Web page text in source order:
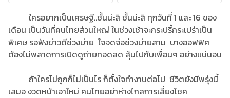
ใครอยากเป็นเศรษฐี..ชั้นน่ะสิ ชั้นน่ะสิ ทุกวันที่ 1 และ 16 ของ
เดือน เป็นวันที่คนไทยส่วนใหญ่ ในช่วงเช้าจะกระปรี้กระเปร่าเป็น
พิเศษ รอฟังข่าวดีช่วงบ่าย ใจจดจ่อช่วงบ่ายสาม บางออฟฟิศ
ต้องไม่พลาดการเปิดดูถ่ายทอดสด ลุ้นไปกับเพื่อนๆ อย่างแน่นอน
ถ้าใครไม่ถูกก็ไม่เป็นไร ก็ตั้งใจทำงานต่อไป ชีวิตยังมีพรุ่งนี้
เสมอ งวดหน้าเอาใหม่ คนไทยอย่าห่างไกลการเสี่ยงโชค